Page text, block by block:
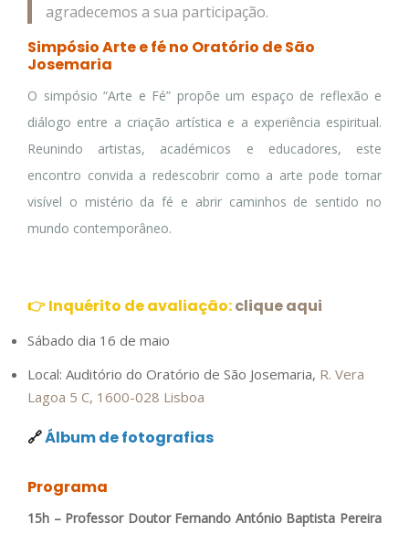
agradecemos a sua participação.
Simpósio Arte e fé no Oratório de São
Josemaria
O simpósio “Arte e Fé” propõe um espaço de reflexão e
diálogo entre a criação artística e a experiência espiritual.
Reunindo artistas, académicos e educadores, este
encontro convida a redescobrir como a arte pode tornar
visível o mistério da fé e abrir caminhos de sentido no
mundo contemporâneo.
👉 Inquérito de avaliação:clique aqui
Sábado dia 16 de maio
Local: Auditório do Oratório de São Josemaria, R. Vera
Lagoa 5 C, 1600-028 Lisboa
🔗Álbum de fotografias
Programa
15h – Professor Doutor Fernando António Baptista Pereira